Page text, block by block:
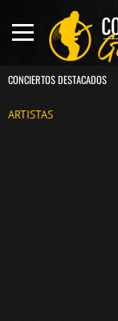
CONCIERTOS DESTACADOS
ARTISTAS